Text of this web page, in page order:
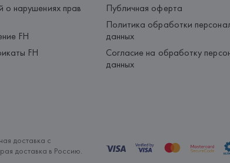
нарушениях прав
FH
FH
Публичная оферта
Политика обработки
данных
Согласие на обработку
данных
доставка с
доставка в Россию.